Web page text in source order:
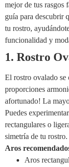
mejor de tus rasgos
guía para descubrir
tu rostro,
funcionalidad y
1. Rostro
El rostro ovalado
proporciones
afortunado! La
Puedes
rectangulares o
simetría de tu rostro.
Aros
Aros